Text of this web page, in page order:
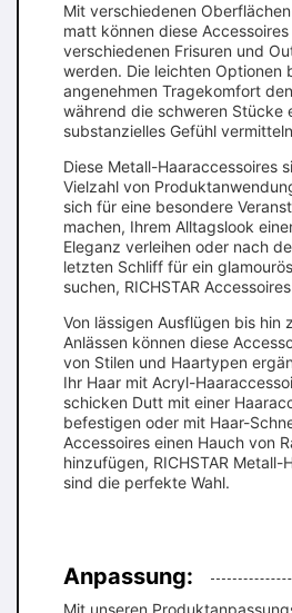
Mit verschiedenen
matt können diese
verschiedenen Frisuren und
werden. Die leichten Optionen
angenehmen Tragekomfort
während die schweren Stücke
substanzielles Gefühl
Diese Metall-Haaraccessoires
Vielzahl von
sich für eine besondere
machen, Ihrem Alltagslook
Eleganz verleihen oder nach
letzten Schliff für ein
suchen, RICHSTAR
Von lässigen Ausflügen bis hin
Anlässen können diese
von Stilen und Haartypen
Ihr Haar mit Acryl-
schicken Dutt mit einer
befestigen oder mit Haar-
Accessoires einen Hauch von
hinzufügen, RICHSTAR Metall-
sind die perfekte Wahl.
Anpassung:
Mit unseren